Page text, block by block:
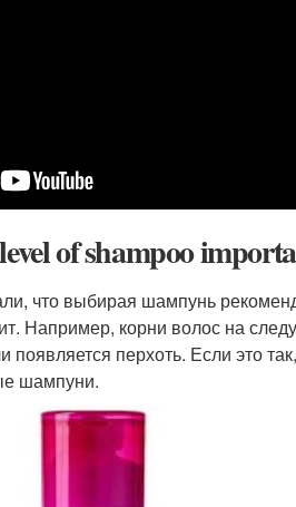
of shampoo
что выбирая шампунь
Например, корни волос на
появляется перхоть. Если это
шампуни.